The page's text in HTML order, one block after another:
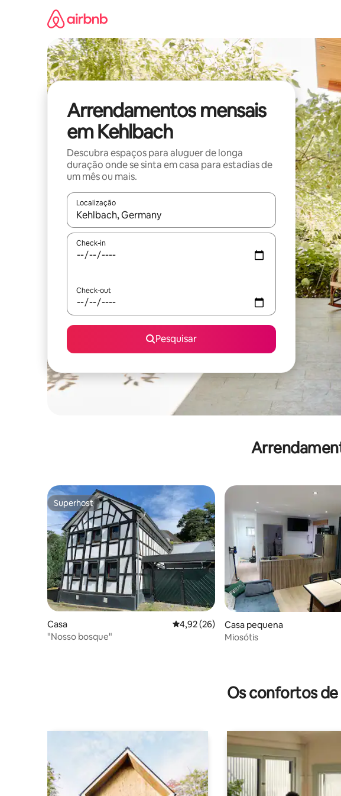
Arrendamentos mensais
em Kehlbach
Descubra espaços para aluguer de longa
duração onde se sinta em casa para estadias de
um mês ou mais.
Localização
Quando os resultados estiverem disponíveis, navegue com as
Check-in
Check-out
Pesquisar
Superhost
Superhost
Casa Classificação média de 4,92 em 5
4,92 (26)
"Nosso bosque"
Casa pequena
Miosótis
Os confortos